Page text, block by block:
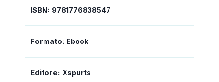
ISBN: 9781776838547
Formato: Ebook
Editore: Xspurts